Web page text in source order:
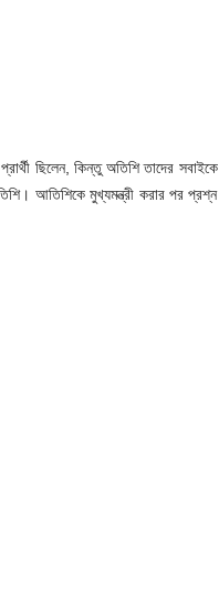
ছিলেন, কিন্তু অতিশি তাদের সবাইকে
আতিশিকে মুখ্যমন্ত্রী করার পর প্রশ্ন